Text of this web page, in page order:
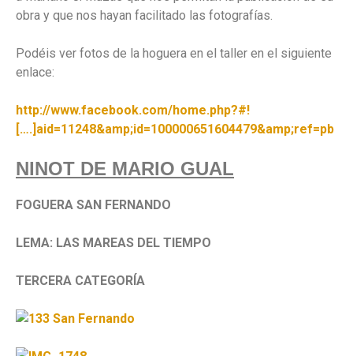
obra y que nos hayan facilitado las fotografías.
Podéis ver fotos de la hoguera en el taller en el siguiente
enlace:
http://www.facebook.com/home.php?#!
[….]aid=11248&amp;id=100000651604479&amp;ref=pb
NINOT DE MARIO GUAL
FOGUERA SAN FERNANDO
LEMA: LAS MAREAS DEL TIEMPO
TERCERA CATEGORÍA